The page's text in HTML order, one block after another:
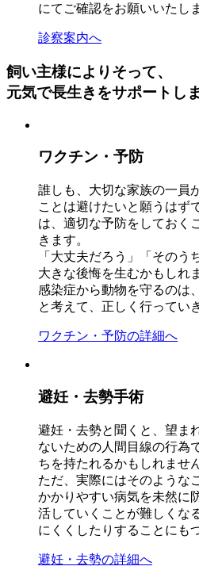
にてご確認をお願いいたし
診察案内へ
飼い主様によりそって、
元気で長生きをサポートし
ワクチン・予防
誰しも、大切な家族の一員
ことは避けたいと願うはず
は、適切な予防をしておく
きます。
「大丈夫だろう」「そのう
大きな後悔を生むかもしれ
感染症から動物を守るのは
と考えて、正しく行ってい
ワクチン・予防の詳細へ
避妊・去勢手術
避妊・去勢と聞くと、望ま
ないための人間目線の行為
ちを持たれるかもしれません
ただ、実際にはそのような
かかりやすい病気を未然に
活していくことが難しくな
にくくしたりすることにも
避妊・去勢の詳細へ